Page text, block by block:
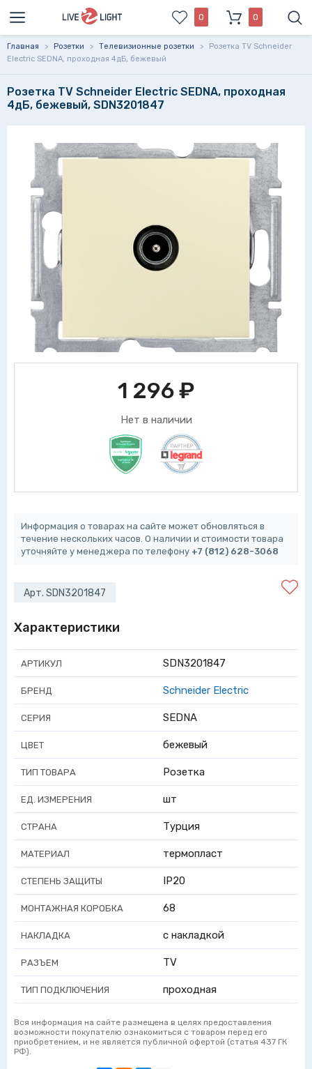
0 0
Главная > Розетки > Телевизионные розетки >
Розетка TV Schneider
Electric SEDNA, проходная 4дБ, бежевый
Розетка TV Schneider Electric SEDNA, проходная
4дБ, бежевый, SDN3201847
1 296₽
Нет в наличии
Информация о товарах на сайте может обновляться в
течение нескольких часов. О наличии и стоимости товара
уточняйте у менеджера по телефону +7 (812) 628-3068
Арт. SDN3201847
Характеристики
АРТИКУЛ SDN3201847
БРЕНД Schneider Electric
СЕРИЯ SEDNA
ЦВЕТ бежевый
ТИП ТОВАРА Розетка
ЕД. ИЗМЕРЕНИЯ шт
СТРАНА Турция
МАТЕРИАЛ термопласт
СТЕПЕНЬ ЗАЩИТЫ IP20
МОНТАЖНАЯ КОРОБКА 68
НАКЛАДКА с накладкой
РАЗЪЕМ TV
ТИП ПОДКЛЮЧЕНИЯ проходная
Вся информация на сайте размещена в целях предоставления
возможности покупателю ознакомиться с товаром перед его
приобретением, и не является публичной офертой (статья 437 ГК
РФ).